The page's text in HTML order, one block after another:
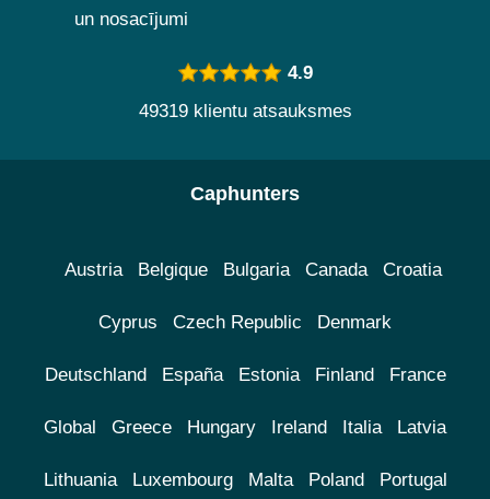
un nosacījumi
4.9
49319 klientu atsauksmes
Caphunters
Austria Belgique Bulgaria Canada Croatia
Cyprus Czech Republic Denmark
Deutschland España Estonia Finland France
Global Greece Hungary Ireland Italia Latvia
Lithuania Luxembourg Malta Poland Portugal